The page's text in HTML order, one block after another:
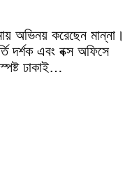
অভিনয় করেছেন মান্না।
দর্শক এবং বক্স অফিসে
ঢাকাই…